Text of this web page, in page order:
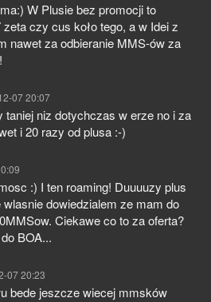
W Plusie bez promocji to
czy cus koło tego, a w Idei z
nawet za odbieranie MMS-ów za
07 20:07
taniej niz dotychczas w erze no i za
i 20 razy od plusa :-)
:) I ten roaming! Duuuuzy plus
dowiedzialem ze mam do
Ciekawe co to za oferta?
BOA...
07 20:23
bede jeszcze wiecej mmsków